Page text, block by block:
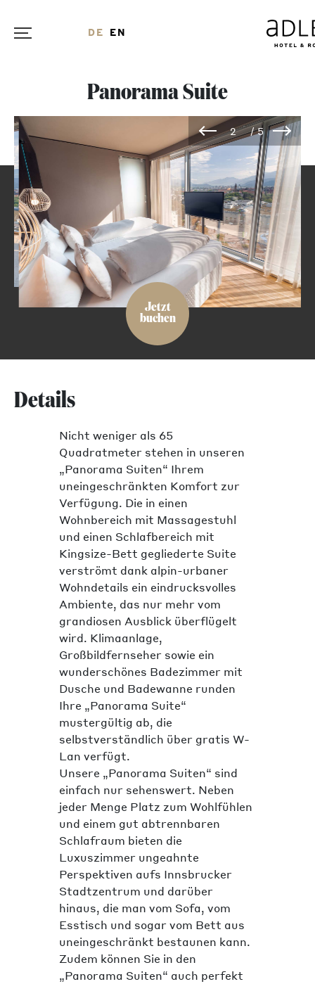
DE EN
Panorama Suite
Jetzt
buchen
Details
Nicht weniger als 65
Quadratmeter stehen in unseren
„Panorama Suiten“ Ihrem
uneingeschränkten Komfort zur
Verfügung. Die in einen
Wohnbereich mit Massagestuhl
und einen Schlafbereich mit
Kingsize-Bett gegliederte Suite
verströmt dank alpin-urbaner
Wohndetails ein eindrucksvolles
Ambiente, das nur mehr vom
grandiosen Ausblick überflügelt
wird. Klimaanlage,
Großbildfernseher sowie ein
wunderschönes Badezimmer mit
Dusche und Badewanne runden
Ihre „Panorama Suite“
mustergültig ab, die
selbstverständlich über gratis W-
Lan verfügt.
Unsere „Panorama Suiten“ sind
einfach nur sehenswert. Neben
jeder Menge Platz zum Wohlfühlen
und einem gut abtrennbaren
Schlafraum bieten die
Luxuszimmer ungeahnte
Perspektiven aufs Innsbrucker
Stadtzentrum und darüber
hinaus, die man vom Sofa, vom
Esstisch und sogar vom Bett aus
uneingeschränkt bestaunen kann.
Zudem können Sie in den
„Panorama Suiten“ auch perfekt